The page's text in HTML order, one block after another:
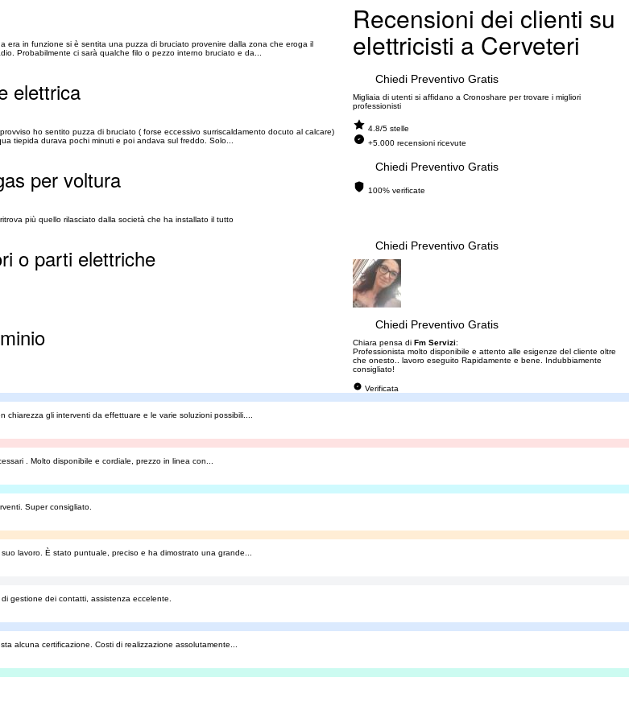
in funzione si è sentita una puzza di bruciato provenire dalla zona che eroga il
Probabilmente ci sarà qualche filo o pezzo interno bruciato e da...
elettrica
ho sentito puzza di bruciato ( forse eccessivo surriscaldamento docuto al calcare)
tiepida durava pochi minuti e poi andava sul freddo. Solo...
Chiedi Preventivo Gratis
per voltura
più quello rilasciato dalla società che ha installato il tutto
Chiedi Preventivo Gratis
o parti elettriche Chiedi Preventivo Gratis
Chiedi Preventivo Gratis
Recensioni dei clienti su
elettricisti a Cerveteri
Migliaia di utenti si affidano a Cronoshare per trovare i migliori
professionisti
4.8/5 stelle
+5.000 recensioni ricevute
100% verificate
Chiara pensa di Fm Servizi:
Professionista molto disponibile e attento alle esigenze del cliente oltre
che onesto.. lavoro eseguito Rapidamente e bene. Indubbiamente
consigliato!
Verificata
gli interventi da effettuare e le varie soluzioni possibili....
. Molto disponibile e cordiale, prezzo in linea con...
Super consigliato.
lavoro. È stato puntuale, preciso e ha dimostrato una grande...
gestione dei contatti, assistenza eccelente.
alcuna certificazione. Costi di realizzazione assolutamente...